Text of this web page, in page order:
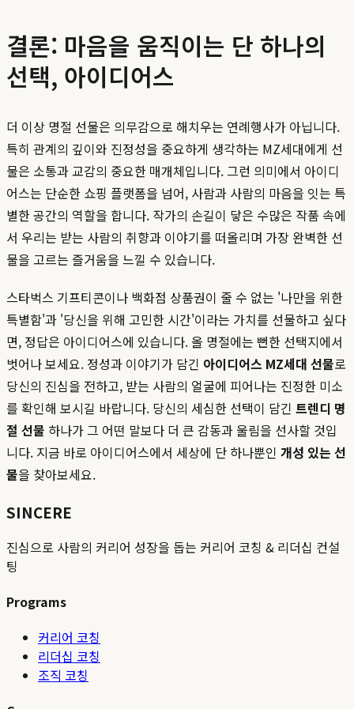
결론: 마음을 움직이는 단 하나의
선택, 아이디어스
더 이상 명절 선물은 의무감으로 해치우는 연례행사가 아닙니다.
특히 관계의 깊이와 진정성을 중요하게 생각하는 MZ세대에게 선
물은 소통과 교감의 중요한 매개체입니다. 그런 의미에서 아이디
어스는 단순한 쇼핑 플랫폼을 넘어, 사람과 사람의 마음을 잇는 특
별한 공간의 역할을 합니다. 작가의 손길이 닿은 수많은 작품 속에
서 우리는 받는 사람의 취향과 이야기를 떠올리며 가장 완벽한 선
물을 고르는 즐거움을 느낄 수 있습니다.
스타벅스 기프티콘이나 백화점 상품권이 줄 수 없는 '나만을 위한
특별함'과 '당신을 위해 고민한 시간'이라는 가치를 선물하고 싶다
면, 정답은 아이디어스에 있습니다. 올 명절에는 뻔한 선택지에서
벗어나 보세요. 정성과 이야기가 담긴 아이디어스 MZ세대 선물로
당신의 진심을 전하고, 받는 사람의 얼굴에 피어나는 진정한 미소
를 확인해 보시길 바랍니다. 당신의 세심한 선택이 담긴 트렌디 명
절 선물 하나가 그 어떤 말보다 더 큰 감동과 울림을 선사할 것입
니다. 지금 바로 아이디어스에서 세상에 단 하나뿐인 개성 있는 선
물을 찾아보세요.
SINCERE
진심으로 사람의 커리어 성장을 돕는 커리어 코칭 & 리더십 컨설
팅
Programs
커리어 코칭
리더십 코칭
조직 코칭